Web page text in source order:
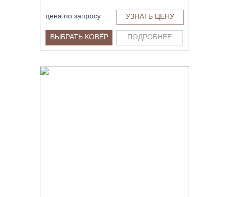
цена по запросу УЗНАТЬ ЦЕНУ
ВЫБРАТЬ КОВЁР ПОДРОБНЕЕ